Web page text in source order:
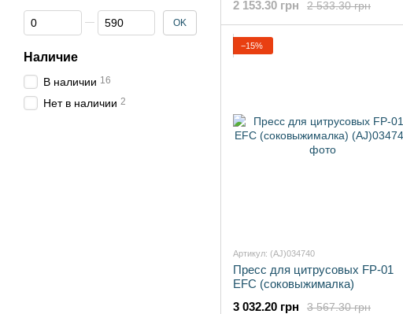
2 533.30 грн
2 153.30 грн
−15%
Артикул: (AJ)034740
Пресс для цитрусовых FP-01
EFC (соковыжималка)
3 567.30 грн
3 032.20 грн
От Высота (мм)
До Высота (мм) OK
Наличие
В наличии 16
Нет в наличии 2